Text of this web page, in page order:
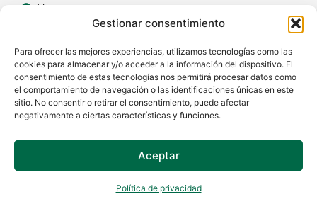
Gestionar consentimiento
Para ofrecer las mejores experiencias, utilizamos tecnologías como las
cookies para almacenar y/o acceder a la información del dispositivo. El
consentimiento de estas tecnologías nos permitirá procesar datos como
el comportamiento de navegación o las identificaciones únicas en este
sitio. No consentir o retirar el consentimiento, puede afectar
negativamente a ciertas características y funciones.
Aceptar
Política de privacidad
Si tienes dudas o quieres actualizar alguna
carpintería, no dudes encontactarnos.
Veracruz
Zacatecas